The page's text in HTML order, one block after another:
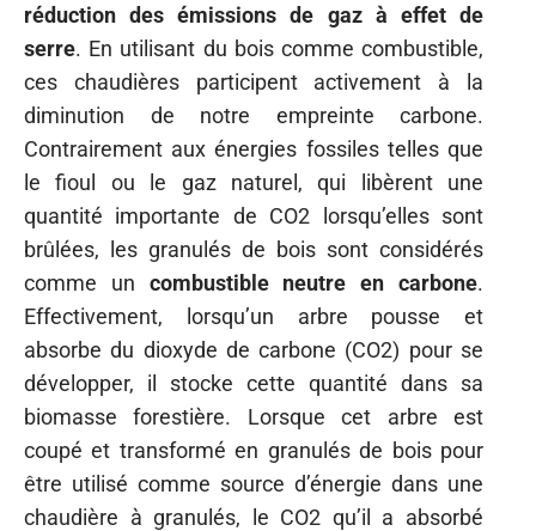
réduction des émissions de gaz à effet de
serre. En utilisant du bois comme combustible,
ces chaudières participent activement à la
diminution de notre empreinte carbone.
Contrairement aux énergies fossiles telles que
le fioul ou le gaz naturel, qui libèrent une
quantité importante de CO2 lorsqu’elles sont
brûlées, les granulés de bois sont considérés
comme un combustible neutre en carbone.
Effectivement, lorsqu’un arbre pousse et
absorbe du dioxyde de carbone (CO2) pour se
développer, il stocke cette quantité dans sa
biomasse forestière. Lorsque cet arbre est
coupé et transformé en granulés de bois pour
être utilisé comme source d’énergie dans une
chaudière à granulés, le CO2 qu’il a absorbé